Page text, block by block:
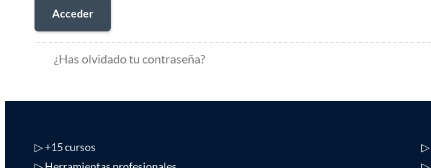
Acceder
¿Has olvidado tu contraseña?
▷+15 cursos
▷